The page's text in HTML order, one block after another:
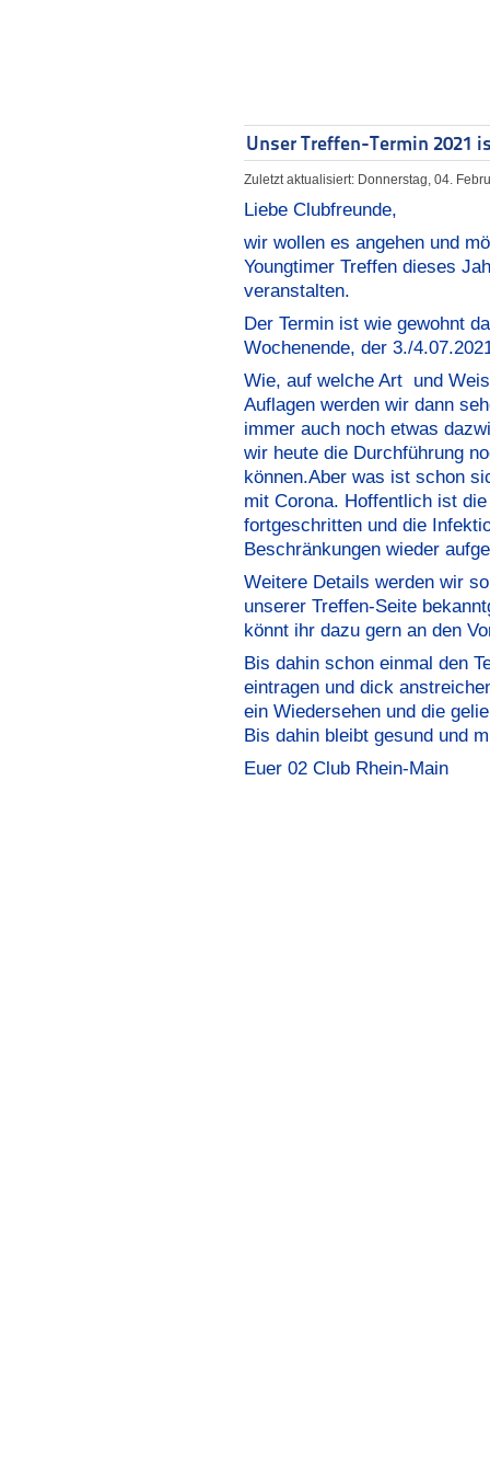
Unser Treffen-Termin 2021
Zuletzt aktualisiert: Donnerstag, 04.
Liebe Clubfreunde,
wir wollen es angehen und
Youngtimer Treffen dieses
veranstalten.
Der Termin ist wie gewohnt
Wochenende, der 3./
Wie, auf welche Art und
Auflagen werden wir dann
immer auch noch etwas
wir heute die Durchführung
können.Aber was ist schon
mit Corona. Hoffentlich ist
fortgeschritten und die
Beschränkungen wieder
Weitere Details werden wir
unserer Treffen-Seite
könnt ihr dazu gern an den
Bis dahin schon einmal den
eintragen und dick
ein Wiedersehen und die
Bis dahin bleibt gesund und
Euer 02 Club Rhein-Main